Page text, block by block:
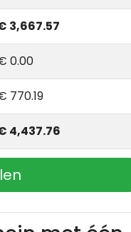
3,667.57
0.00
770.19
4,437.76